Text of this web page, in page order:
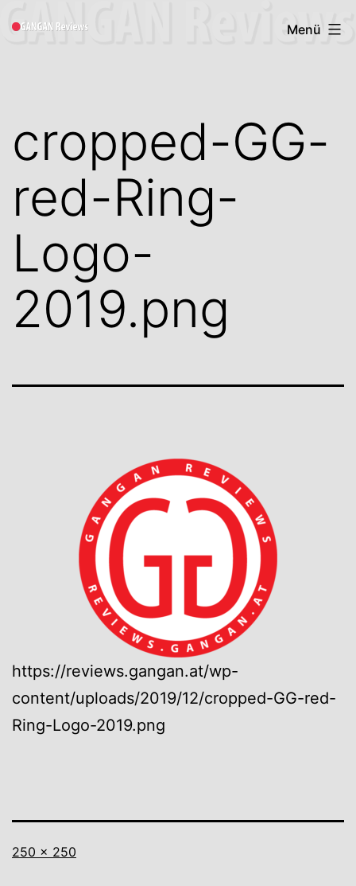
Gangan
Menü
cropped-GG-
red-Ring-
Logo-
2019.png
https://reviews.gangan.at/wp-
content/uploads/2019/12/cropped-GG-red-
Ring-Logo-2019.png
Vollständige
250 × 250